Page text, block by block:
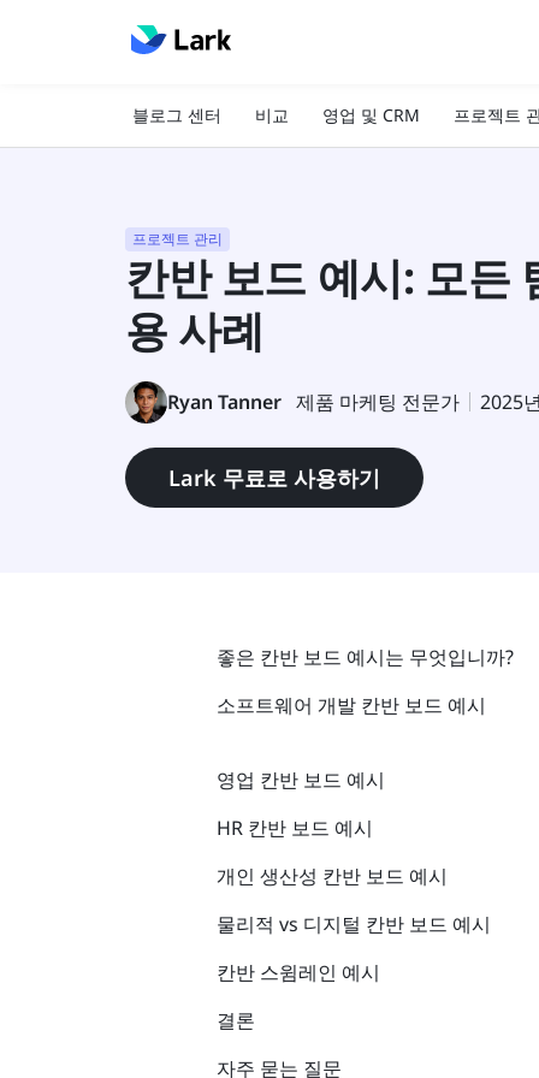
블로그 센터 비교 영업 및 CRM 프로젝트
프로젝트 관리
칸반 보드 예시: 모든
용 사례
Ryan Tanner 제품 마케팅 전문가 2025
Lark 무료로 사용하기
좋은 칸반 보드 예시는 무엇입니까?
소프트웨어 개발 칸반 보드 예시
영업 칸반 보드 예시
HR 칸반 보드 예시
개인 생산성 칸반 보드 예시
물리적 vs 디지털 칸반 보드 예시
칸반 스윔레인 예시
결론
자주 묻는 질문